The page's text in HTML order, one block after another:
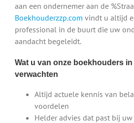
aan een ondernemer aan de
Boekhouderzzp.com vindt u altijd
professional in de buurt die uw
aandacht begeleidt.
Wat u van onze boekhouders in
verwachten
Altijd actuele kennis van
voordelen
Helder advies dat past bij